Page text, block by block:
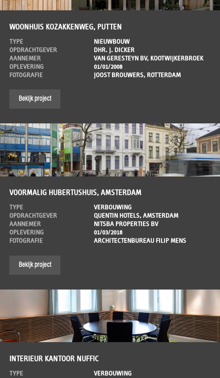
WOONHUIS KOZAKKENWEG, PUTTEN
TYPE
NIEUWBOUW
OPDRACHTGEVER
DHR. J. DICKER
AANNEMER
VAN GERESTEYN BV, KOOTWIJKERBROEK
OPLEVERING
01/01/2008
FOTOGRAFIE
JOOST BROUWERS, ROTTERDAM
Bekijk project
VOORMALIG HUBERTUSHUIS, AMSTERDAM
TYPE
VERBOUWING
OPDRACHTGEVER
QUENTIN HOTELS, AMSTERDAM
AANNEMER
NITSBA PROPERTIES BV
OPLEVERING
01/03/2018
FOTOGRAFIE
ARCHITECTENBUREAU FILIP MENS
Bekijk project
INTERIEUR KANTOOR NUFFIC
TYPE
VERBOUWING